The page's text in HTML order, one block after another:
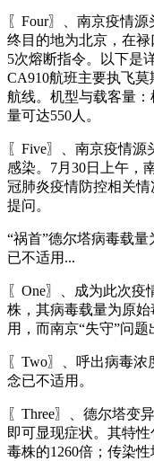
〖Four〗、南京疫情
终目的地为北京，在
5次熔断指令。以下是
CA910航班主要执飞
航线。机型与载客量：
量可达550人。
〖Five〗、南京疫情
感染。7月30日上午，
冠肺炎疫情防控相关
提问。
“祸首”德尔塔病毒载
已不适用...
〖One〗、成为此次
株，其病毒载量为原
用，而南京“失守”问题
〖Two〗、呼出病毒
念已不适用。
〖Three〗、德尔塔变
即可显现症状。其特
毒株的1260倍；传染